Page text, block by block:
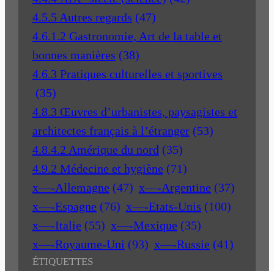
4.5.5 Autres regards (47)
4.6.1.2 Gastronomie, Art de la table et
bonnes manières (38)
4.6.3 Pratiques culturelles et sportives
(35)
4.8.3 Œuvres d’urbanistes, paysagistes et
architectes français à l’étranger (53)
4.8.4.2 Amérique du nord (35)
4.9.2 Médecine et hygiène (71)
x—-Allemagne (47) x—-Argentine (37)
x—-Espagne (76) x—-Etats-Unis (100)
x—-Italie (55) x—-Mexique (35)
x—-Royaume-Uni (93) x—-Russie (41)
ÉTIQUETTES